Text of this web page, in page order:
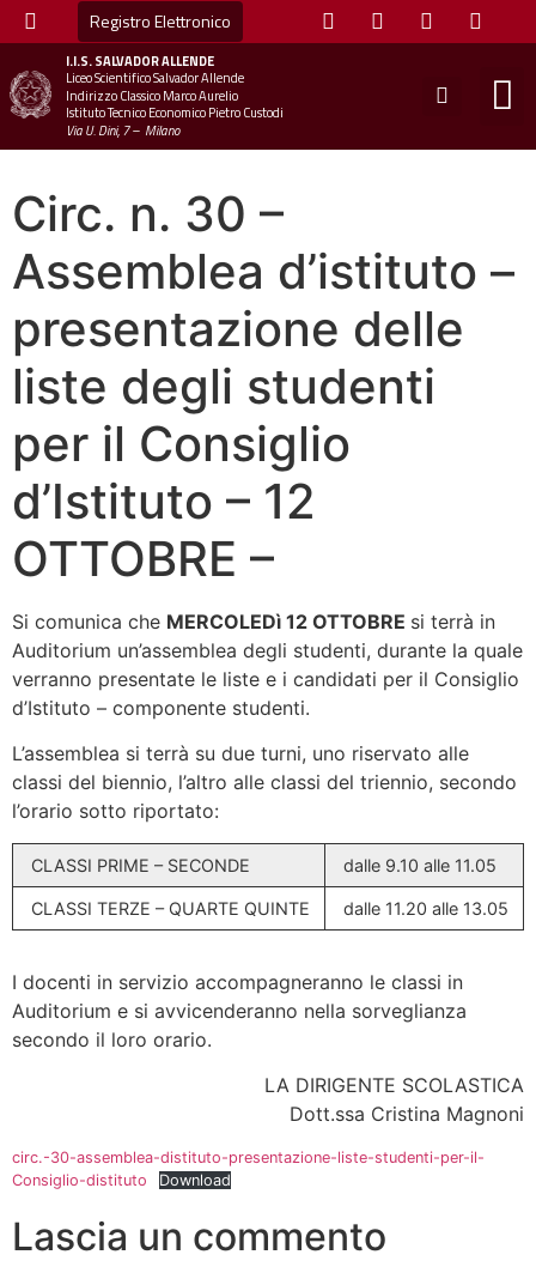
Registro Elettronico
I.I.S.SALVADOR ALLENDE
Liceo Scientifico Salvador Allende
Indirizzo Classico Marco Aurelio
Istituto Tecnico Economico Pietro Custodi
Via U. Dini, 7 – Milano
Circ. n. 30 –
Assemblea d’istituto –
presentazione delle
liste degli studenti
per il Consiglio
d’Istituto – 12
OTTOBRE –
Si comunica che MERCOLEDì 12 OTTOBRE si terrà in
Auditorium un’assemblea degli studenti, durante la quale
verranno presentate le liste e i candidati per il Consiglio
d’Istituto – componente studenti.
L’assemblea si terrà su due turni, uno riservato alle
classi del biennio, l’altro alle classi del triennio, secondo
l’orario sotto riportato:
CLASSI PRIME – SECONDE dalle 9.10 alle 11.05
CLASSI TERZE – QUARTE QUINTE dalle 11.20 alle 13.05
I docenti in servizio accompagneranno le classi in
Auditorium e si avvicenderanno nella sorveglianza
secondo il loro orario.
LA DIRIGENTE SCOLASTICA
Dott.ssa Cristina Magnoni
circ.-30-assemblea-distituto-presentazione-liste-studenti-per-il-
Consiglio-distituto
Download
Lascia un commento